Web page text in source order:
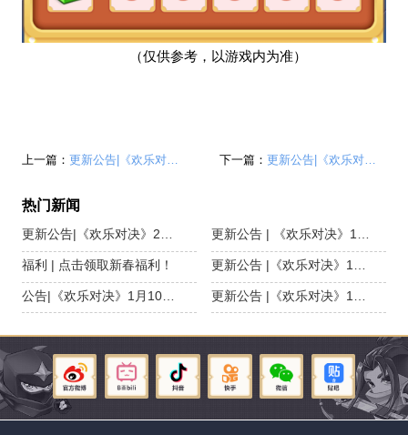
（仅供参考，以游戏内为准）
上一篇： 更新公告|《欢乐对决》2月6日更新，元宵活动开启！ 下一篇： 更新公告|《欢乐对决》2月20日更新，秘境探宝活动开启！
热门新闻
福利 | 点击领取新春福利！
公告|《欢乐对决》1月10日活动预告